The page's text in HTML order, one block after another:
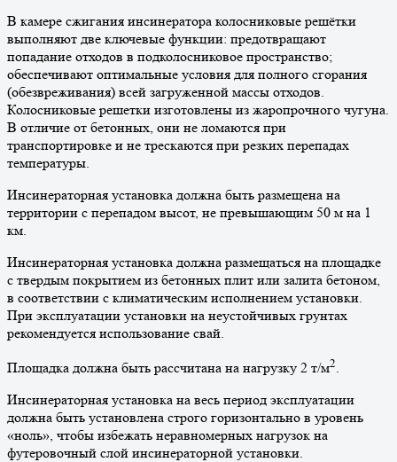
В камере сжигания инсинератора колосниковые решётки
выполняют две ключевые функции: предотвращают
попадание отходов в подколосниковое пространство;
обеспечивают оптимальные условия для полного сгорания
(обезвреживания) всей загруженной массы отходов.
Колосниковые решетки изготовлены из жаропрочного чугуна.
В отличие от бетонных, они не ломаются при
транспортировке и не трескаются при резких перепадах
температуры.
Инсинераторная установка должна быть размещена на
территории с перепадом высот, не превышающим 50 м на 1
км.
Инсинераторная установка должна размещаться на площадке
с твердым покрытием из бетонных плит или залита бетоном,
в соответствии с климатическим исполнением установки.
При эксплуатации установки на неустойчивых грунтах
рекомендуется использование свай.
Площадка должна быть рассчитана на нагрузку 2 т/м2.
Инсинераторная установка на весь период эксплуатации
должна быть установлена строго горизонтально в уровень
«ноль», чтобы избежать неравномерных нагрузок на
футеровочный слой инсинераторной установки.